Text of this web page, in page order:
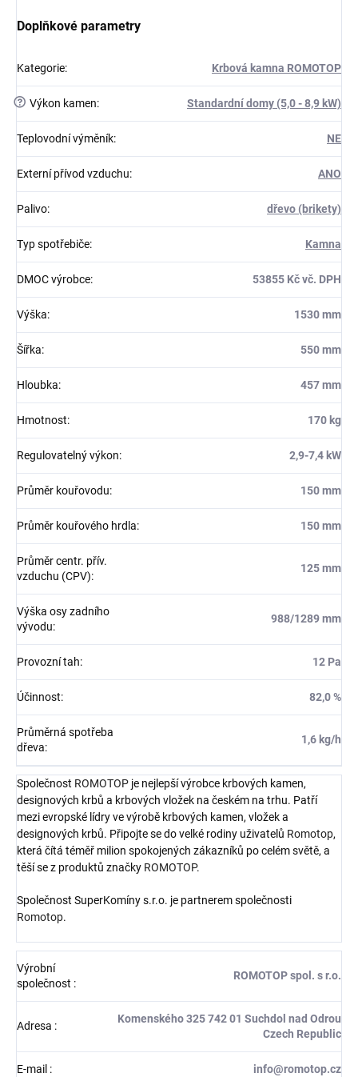
Doplňkové parametry
Kategorie: Krbová kamna ROMOTOP
? Výkon kamen: Standardní domy (5,0 - 8,9 kW)
Teplovodní výměník: NE
Externí přívod vzduchu: ANO
Palivo: dřevo (brikety)
Typ spotřebiče: Kamna
DMOC výrobce: 53855 Kč vč. DPH
Výška: 1530 mm
Šířka: 550 mm
Hloubka: 457 mm
Hmotnost: 170 kg
Regulovatelný výkon: 2,9-7,4 kW
Průměr kouřovodu: 150 mm
Průměr kouřového hrdla: 150 mm
Průměr centr. přív.
vzduchu (CPV):
125 mm
Výška osy zadního
vývodu:
988/1289 mm
Provozní tah: 12 Pa
Účinnost: 82,0 %
Průměrná spotřeba
dřeva:
1,6 kg/h
Společnost ROMOTOP je nejlepší výrobce krbových kamen,
designových krbů a krbových vložek na českém na trhu. Patří
mezi evropské lídry ve výrobě krbových kamen, vložek a
designových krbů. Připojte se do velké rodiny uživatelů Romotop,
která čítá téměř milion spokojených zákazníků po celém světě, a
těší se z produktů značky ROMOTOP.
Společnost SuperKomíny s.r.o. je partnerem společnosti
Romotop.
Výrobní
společnost :
ROMOTOP spol. s r.o.
Adresa :
Komenského 325 742 01 Suchdol nad Odrou
Czech Republic
E-mail : info@romotop.cz